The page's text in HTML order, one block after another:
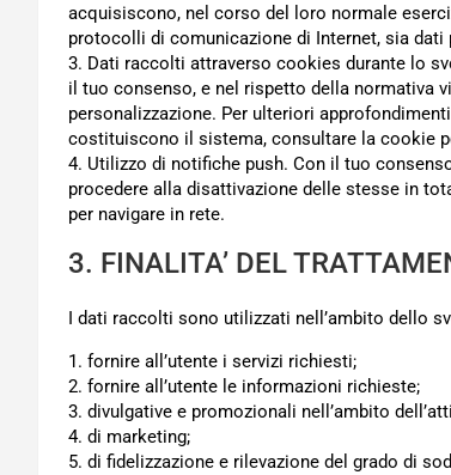
acquisiscono, nel corso del loro normale
protocolli di comunicazione di Internet, sia
3. Dati raccolti attraverso cookies durante lo
il tuo consenso, e nel rispetto della normativa
personalizzazione. Per ulteriori
costituiscono il sistema, consultare la cookie
4. Utilizzo di notifiche push. Con il tuo
procedere alla disattivazione delle stesse in
per navigare in rete.
3. FINALITA’ DEL
I dati raccolti sono utilizzati nell’ambito dello
1. fornire all’utente i servizi richiesti;
2. fornire all’utente le informazioni richieste;
3. divulgative e promozionali nell’ambito
4. di marketing;
5. di fidelizzazione e rilevazione del grado di